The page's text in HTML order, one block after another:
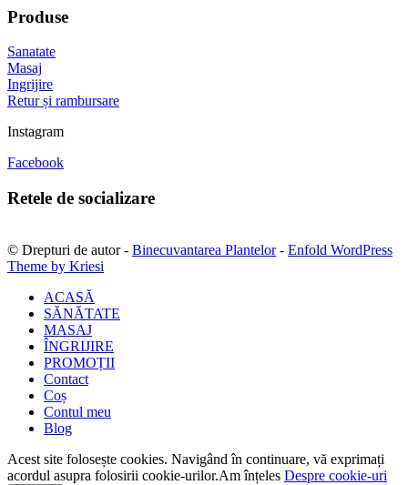
Produse
Sanatate
Masaj
Ingrijire
Retur și rambursare
Instagram
Facebook
Retele de socializare
© Drepturi de autor - Binecuvantarea Plantelor- Enfold WordPress
Theme by Kriesi
ACASĂ
SĂNĂTATE
MASAJ
ÎNGRIJIRE
PROMOȚII
Contact
Coș
Contul meu
Blog
Acest site folosește cookies. Navigând în continuare, vă exprimați
acordul asupra folosirii cookie-urilor.Am înțeles Despre cookie-uri